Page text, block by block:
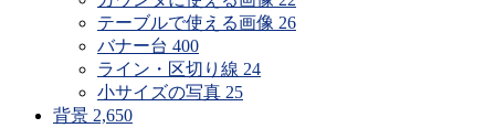
テーブルで使える画像 26
バナー台 400
ライン・区切り線 24
小サイズの写真 25
背景 2,650